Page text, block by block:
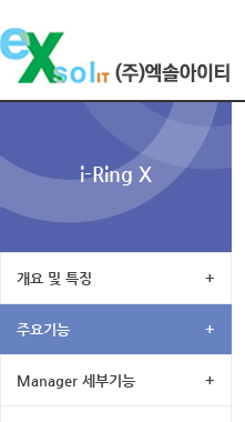
i-Ring X
개요 및 특징 +
주요기능 +
Manager 세부기능 +